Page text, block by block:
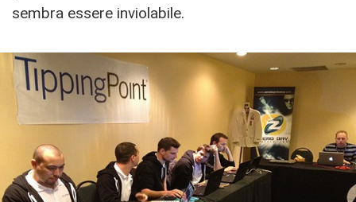
sembra essere inviolabile.